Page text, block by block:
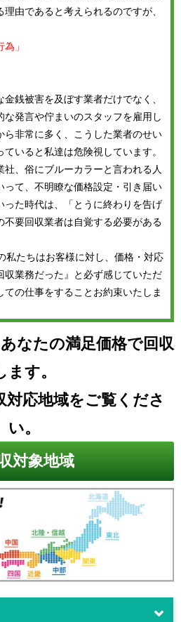
由であると考えられるのですが、
」
銭被害を及ぼす業者だけでなく、
発言や佇まいのスタッフを雇用し
ら非常に多く、こうした業者のせい
いると私達は危険視しています。
、俗にブルーカラーと言われる人
って、不明瞭な価格設定・引き届い
った時代は、「とうに終わりを告げ
不要回収業者は自覚する必要がある
私たちはお客様に対し、価格・対応
収業務だった』と必ず感じていただ
ての仕事をすることお約束いたしま
なたの満足価格で回収
ます。
対応地域をご覧くださ
い。
対象地域